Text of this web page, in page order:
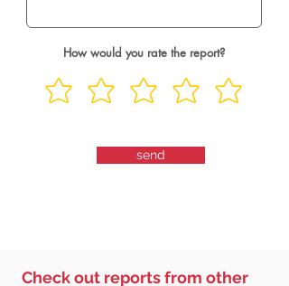
How would you rate the report?
send
Check out reports from other